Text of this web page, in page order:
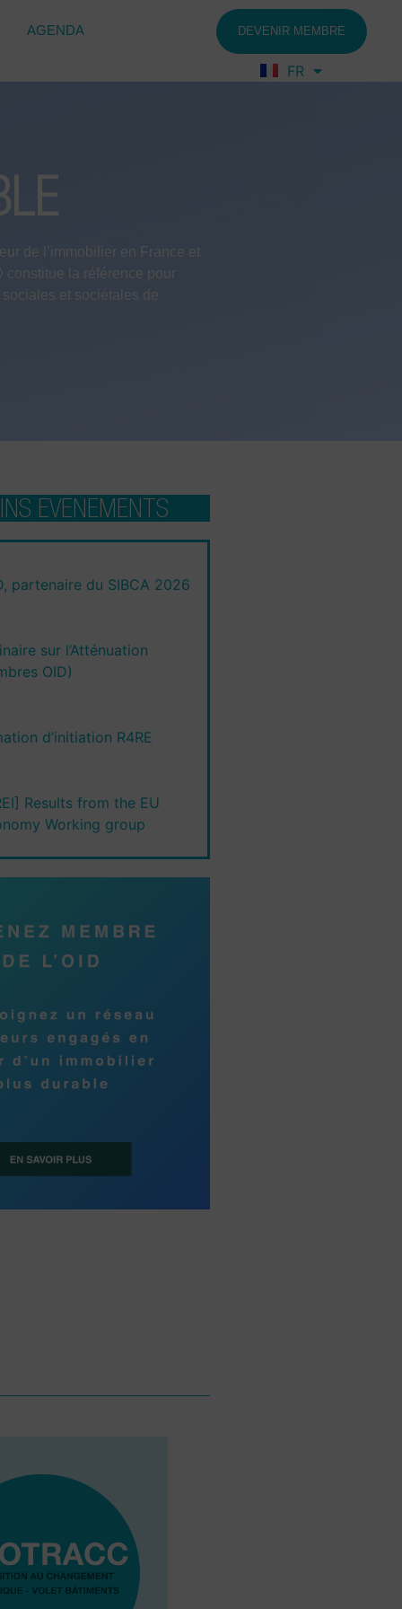
AGENDA DEVENIR MEMBRE
FR
EN
de l’immobilier en France et
constitue la référence pour
et sociétales de
EVENEMENTS
partenaire du SIBCA 2026
sur l’Atténuation
OID)
d’initiation R4RE
Results from the EU
Working group